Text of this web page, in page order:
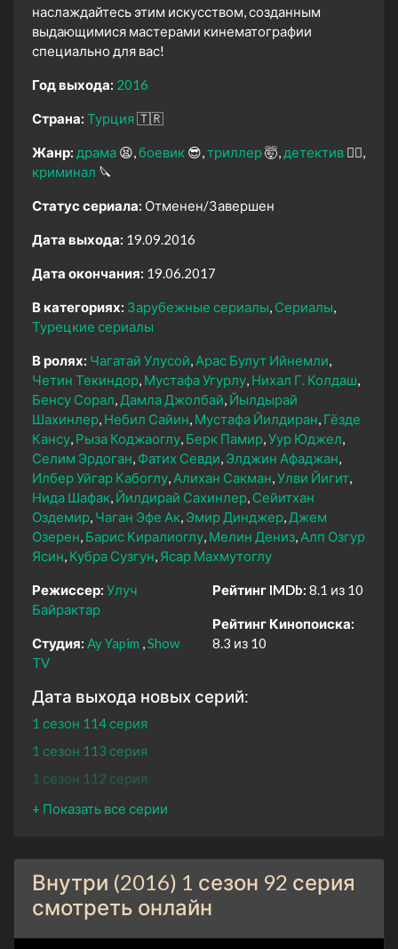
наслаждайтесь этим искусством, созданным
выдающимися мастерами кинематографии
специально для вас!
Год выхода: 2016
Страна: Турция🇹🇷
Жанр: драма 😫 боевик 😎 триллер🤯 детектив 🕵️‍♂️
криминал 🔪
Статус сериала: Отменен/Завершен
Дата выхода: 19.09.2016
Дата окончания: 19.06.2017
В категориях: Зарубежные сериалы Сериалы
Турецкие сериалы
В ролях: Чагатай Улусой Арас Булут Ийнемли
Четин Текиндор Мустафа Угурлу Нихал Г. Колдаш
Бенсу Сорал Дамла Джолбай Йылдырай
Шахинлер Небил Сайин Мустафа Йилдиран Гёзде
Кансу Рыза Коджаоглу Берк Памир Уур Юджел
Селим Эрдоган Фатих Севди Элджин Афаджан
Илбер Уйгар Кабоглу Алихан Сакман Улви Йигит
Нида Шафак Йилдирай Сахинлер Сейитхан
Оздемир Чаган Эфе Ак Эмир Динджер Джем
Озерен Барис Киралиоглу Мелин Дениз Алп Озгур
Ясин Кубра Сузгун Ясар Махмутоглу
Режиссер: Улуч
Байрактар
Студия: Ay Yapim Show
TV
Рейтинг IMDb: 8.1 из 10
Рейтинг Кинопоиска:
8.3 из 10
Дата выхода новых серий:
1 сезон 114 серия
1 сезон 113 серия
1 сезон 112 серия
1 сезон 111 серия
1 сезон 109 серия
1 сезон 108 серия
1 сезон 107 серия
1 сезон 106 серия
Внутри (2016) 1 сезон 92 серия
смотреть онлайн